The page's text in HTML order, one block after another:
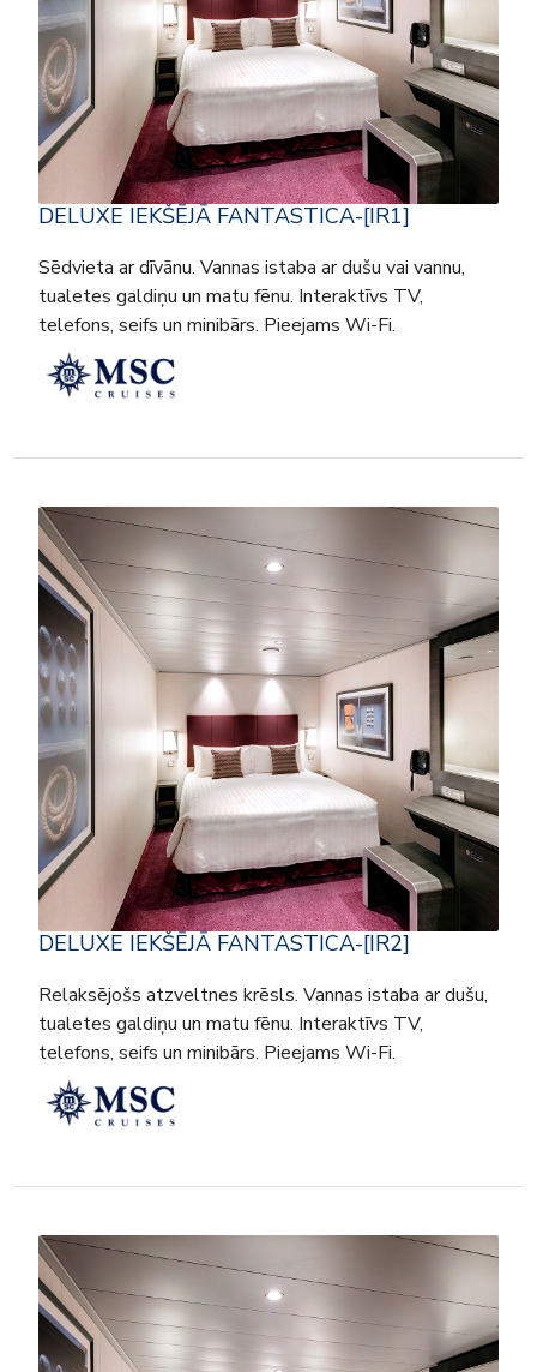
DELUXE IEKŠĒJĀ FANTASTICA-[IR1]
Sēdvieta ar dīvānu. Vannas istaba ar dušu vai vannu,
tualetes galdiņu un matu fēnu. Interaktīvs TV,
telefons, seifs un minibārs. Pieejams Wi-Fi.
DELUXE IEKŠĒJĀ FANTASTICA-[IR2]
Relaksējošs atzveltnes krēsls. Vannas istaba ar dušu,
tualetes galdiņu un matu fēnu. Interaktīvs TV,
telefons, seifs un minibārs. Pieejams Wi-Fi.